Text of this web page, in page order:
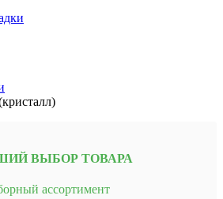
ВЫБОР ТОВАРА
ассортимент